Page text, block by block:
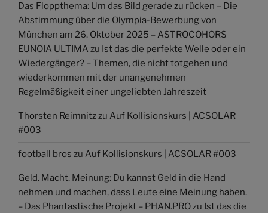
Das Floppthema: Um das Bild gerade zu rücken – Die
Abstimmung über die Olympia-Bewerbung von
München am 26. Oktober 2025 – ASTROCOHORS
EUNOIA ULTIMA zu Ist das die perfekte Welle oder ein
Wiedergänger? – Themen, die nicht totgehen und
wiederkommen mit der unangenehmen
Regelmäßigkeit einer ungeliebten Jahreszeit
Thorsten Reimnitzzu Auf Kollisionskurs | ACSOLAR
#003
football bros zu Auf Kollisionskurs | ACSOLAR #003
Geld. Macht. Meinung: Du kannst Geld in die Hand
nehmen und machen, dass Leute eine Meinung haben.
– Das Phantastische Projekt – PHAN.PROzu Ist das die